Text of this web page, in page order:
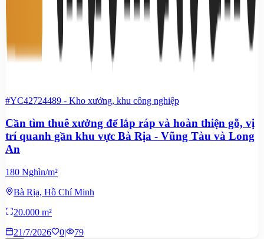
#YC42724489 - Kho xưởng, khu công nghiệp
Cần tìm thuê xưởng để lắp ráp và hoàn thiện gỗ, vị
trí quanh gần khu vực Bà Rịa - Vũng Tàu và Long
An
180 Nghìn/m²
Bà Rịa, Hồ Chí Minh
20.000 m²
21/7/2026
0| 79